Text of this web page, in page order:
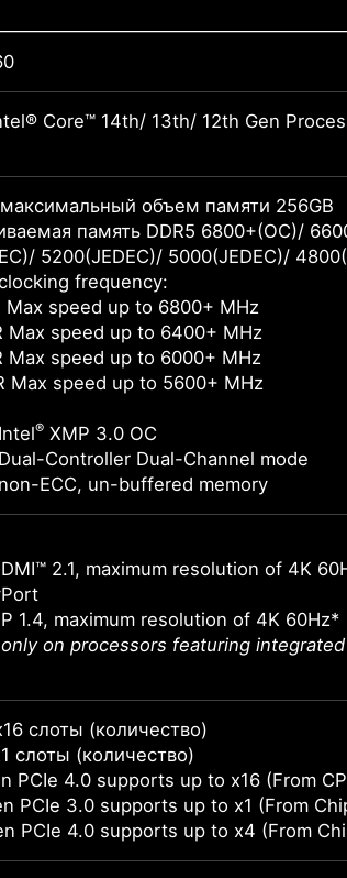
Core™ 14th/ 13th/ 12th Gen
объем памяти 256GB
память DDR5 6800+(OC)/
5200(JEDEC)/ 5000(JEDEC)/
frequency:
Max speed up to 6800+ MHz
Max speed up to 6400+ MHz
Max speed up to 6000+ MHz
Max speed up to 5600+ MHz
® XMP 3.0 OC
Controller Dual-Channel mode
ECC, un-buffered memory
2.1, maximum resolution of 4K
1.4, maximum resolution of 4K 60Hz*
on processors featuring
слоты (количество)
слоты (количество)
PCIe 4.0 supports up to x16 (From
PCIe 3.0 supports up to x1 (From
PCIe 4.0 supports up to x4 (From